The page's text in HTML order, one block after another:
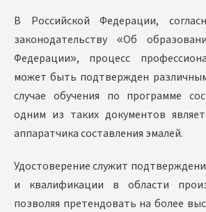
В Российской Федерации,
законодательству «Об
Федерации», процесс
может быть подтвержден
случае обучения по программе
одним из таких документов
аппаратчика составления эмалей.
Удостоверение служит
и квалификации в области
позволяя претендовать на более